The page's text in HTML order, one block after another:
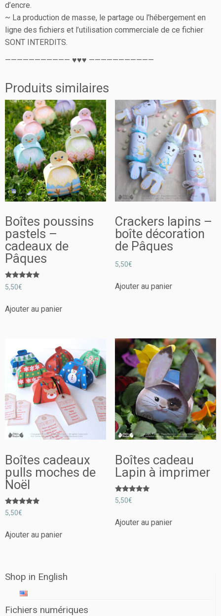
d’encre.
~ La production de masse, le partage ou l’hébergement en
ligne des fichiers et l’utilisation commerciale de ce fichier
SONT INTERDITS.
——————————— ♥♥♥ ———————————
Produits similaires
Boîtes poussins
pastels –
cadeaux de
Pâques
Note
5.00
5,50€
Ajouter au panier
Crackers lapins –
boîte décoration
de Pâques
5,50€
Ajouter au panier
Boîtes cadeaux
pulls moches de
Noël
Note
5.00
5,50€
Ajouter au panier
Boîtes cadeau
Lapin à imprimer
Note
5.00
5,50€
Ajouter au panier
Shop in English
Fichiers numériques